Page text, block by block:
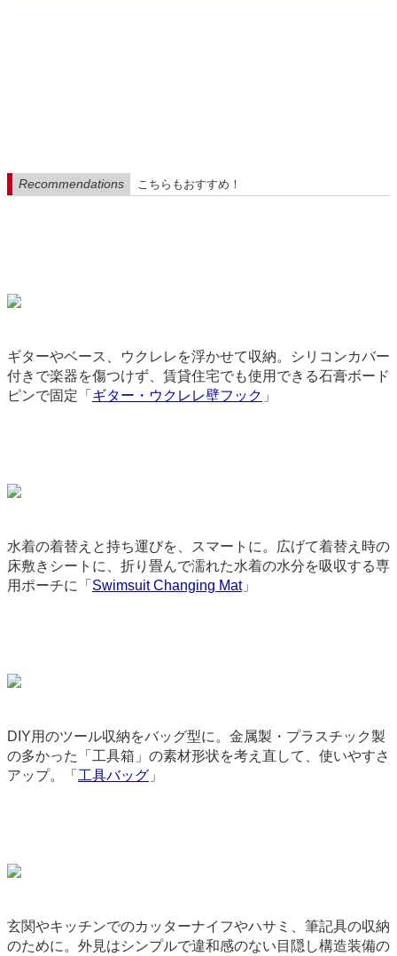
Recommendations こちらもおすすめ！
ギターやベース、ウクレレを浮かせて収納。シリコンカバー
付きで楽器を傷つけず、賃貸住宅でも使用できる石膏ボード
ピンで固定「 ギター・ウクレレ壁フック 」
水着の着替えと持ち運びを、スマートに。広げて着替え時の
床敷きシートに、折り畳んで濡れた水着の水分を吸収する専
用ポーチに「 Swimsuit Changing Mat」
DIY用のツール収納をバッグ型に。金属製・プラスチック製
の多かった「工具箱」の素材形状を考え直して、使いやすさ
アップ。「 工具バッグ 」
玄関やキッチンでのカッターナイフやハサミ、筆記具の収納
のために。外見はシンプルで違和感のない目隠し構造装備の